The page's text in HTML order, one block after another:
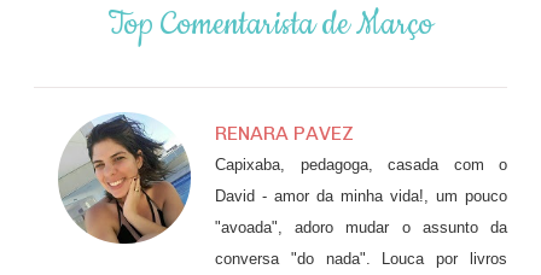
Top Comentarista de Março
RENARA PAVEZ
Capixaba, pedagoga, casada com o
David - amor da minha vida!, um pouco
"avoada", adoro mudar o assunto da
conversa "do nada". Louca por livros